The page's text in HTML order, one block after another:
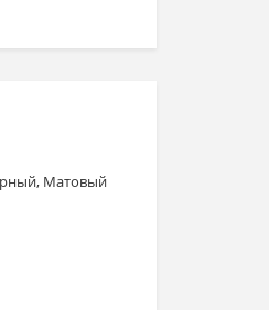
Матовый